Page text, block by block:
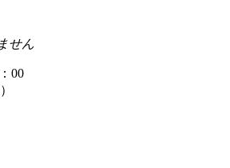
せん
00